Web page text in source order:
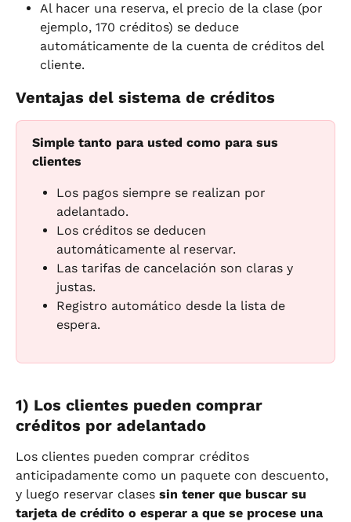
Al hacer una reserva, el precio de la clase (por
ejemplo, 170 créditos) se deduce
automáticamente de la cuenta de créditos del
cliente.
Ventajas del sistema de créditos
Simple tanto para usted como para sus
clientes
Los pagos siempre se realizan por
adelantado.
Los créditos se deducen
automáticamente al reservar.
Las tarifas de cancelación son claras y
justas.
Registro automático desde la lista de
espera.
1) Los clientes pueden comprar
créditos por adelantado
Los clientes pueden comprar créditos
anticipadamente como un paquete con descuento,
y luego reservar clases sin tener que buscar su
tarjeta de crédito o esperar a que se procese una